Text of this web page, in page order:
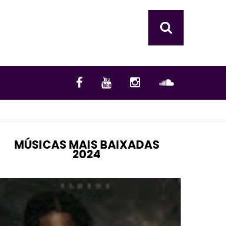
MÚSICAS MAIS BAIXADAS
2024